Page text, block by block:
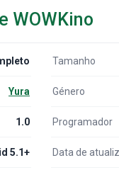
WOWKino
Tamanho
Yura Género
1.0 Programador
5.1+ Data de